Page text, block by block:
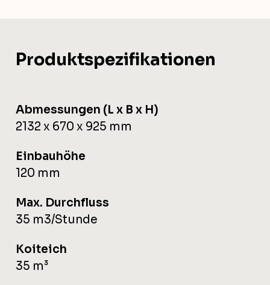
Produktspezifikationen
Abmessungen (L x B x H)
2132 x 670 x 925 mm
Einbauhöhe
120 mm
Max. Durchfluss
35 m3/Stunde
Koiteich
35 m³